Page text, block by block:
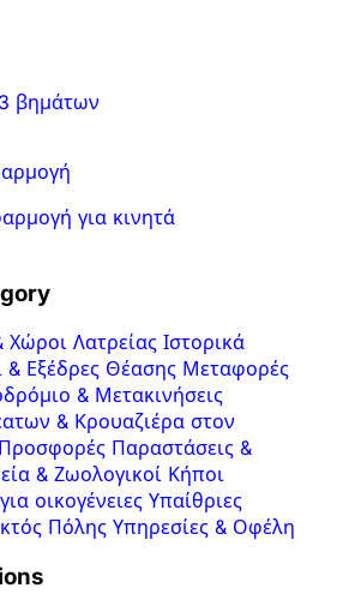
βημάτων
για κινητά
Χώροι Λατρείας Ιστορικά
& Εξέδρες Θέασης Μεταφορές
& Μετακινήσεις
& Κρουαζιέρα στον
Προσφορές Παραστάσεις &
& Ζωολογικοί Κήποι
οικογένειες Υπαίθριες
Πόλης Υπηρεσίες & Οφέλη